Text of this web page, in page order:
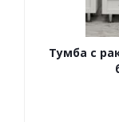
Тумба с